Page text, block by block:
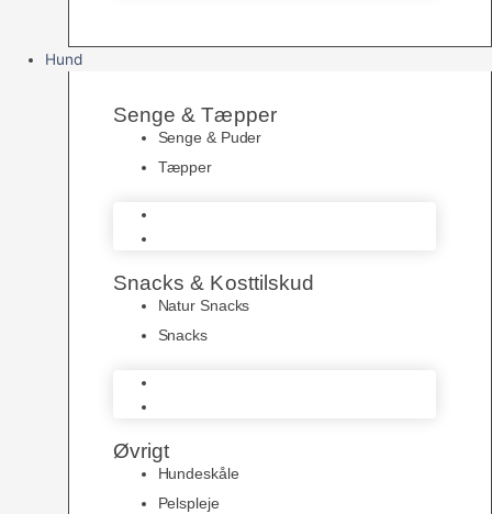
Hund
Senge & Tæpper
Senge & Puder
Tæpper
Snacks & Kosttilskud
Natur Snacks
Snacks
Øvrigt
Hundeskåle
Pelspleje